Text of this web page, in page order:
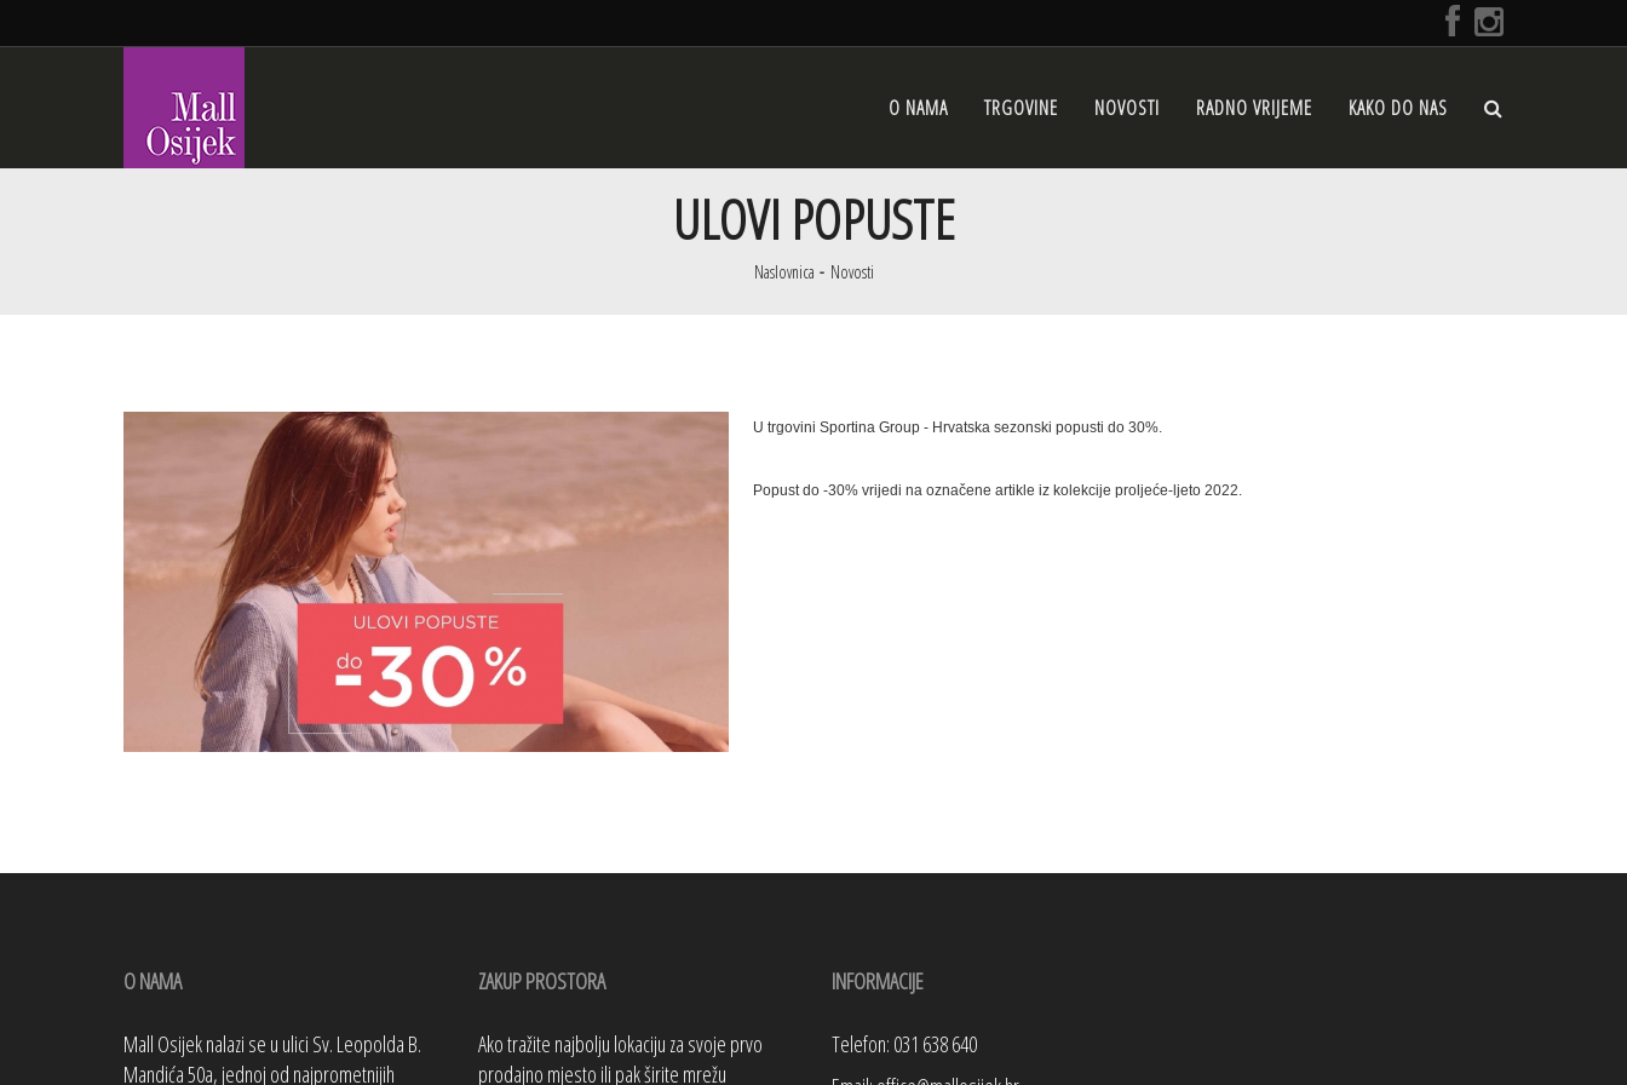
O NAMA TRGOVINE NOVOSTI RADNO VRIJEME KAKO DO NAS
ULOVI POPUSTE
Naslovnica Novosti
U trgovini Sportina Group - Hrvatska sezonski popusti do 30%.
Popust do -30% vrijedi na označene artikle iz kolekcije proljeće-ljeto 2022.
O NAMA
Mall Osijek nalazi se u ulici Sv. Leopolda B.
Mandića 50a, jednoj od najprometnijih
ZAKUP PROSTORA
Ako tražite najbolju lokaciju za svoje prvo
prodajno mjesto ili pak širite mrežu
INFORMACIJE
Telefon: 031 638 640